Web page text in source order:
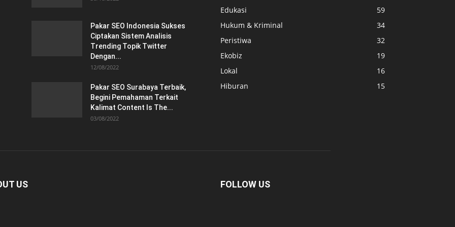
Pakar SEO Indonesia Sukses
Ciptakan Sistem Analisis
Trending Topik Twitter
Dengan...
12/08/2022
Pakar SEO Surabaya Terbaik,
Begini Pemahaman Terkait
Kalimat Content Is The...
03/08/2022
Edukasi
59
Hukum & Kriminal
34
Peristiwa
32
Ekobiz
19
Lokal
16
Hiburan
15
US FOLLOW US